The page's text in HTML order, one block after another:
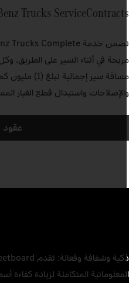
Trucks
مسافة سير
واستبدال قطع الغيار
عقود
المتكاملة لزيادة كفاءة